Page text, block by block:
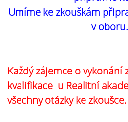
Umíme ke zkouškám
v oboru.
Každý zájemce o vykonání
kvalifikace u Realitní
všechny otázky ke zkoušce.